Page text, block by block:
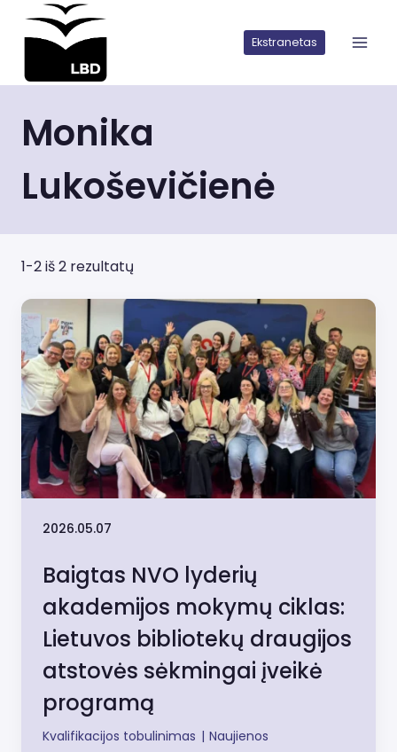
pereiti
turinio
Ekstranetas
Monika
Lukoševičienė
1-2 iš 2 rezultatų
2026.05.07
Baigtas NVO lyderių
akademijos mokymų ciklas:
Lietuvos bibliotekų draugijos
atstovės sėkmingai įveikė
programą
Kvalifikacijos tobulinimas | Naujienos